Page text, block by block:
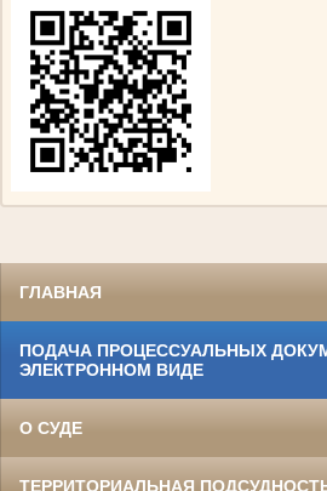
ГЛАВНАЯ
ПОДАЧА ПРОЦЕССУАЛЬНЫХ
ЭЛЕКТРОННОМ ВИДЕ
О СУДЕ
ТЕРРИТОРИАЛЬНАЯ